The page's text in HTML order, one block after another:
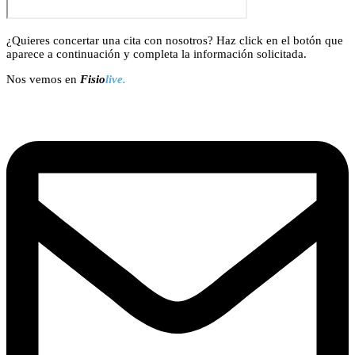
¿Quieres concertar una cita con nosotros? Haz click en el botón que
aparece a continuación y completa la información solicitada.
Nos vemos en Fisiolive.